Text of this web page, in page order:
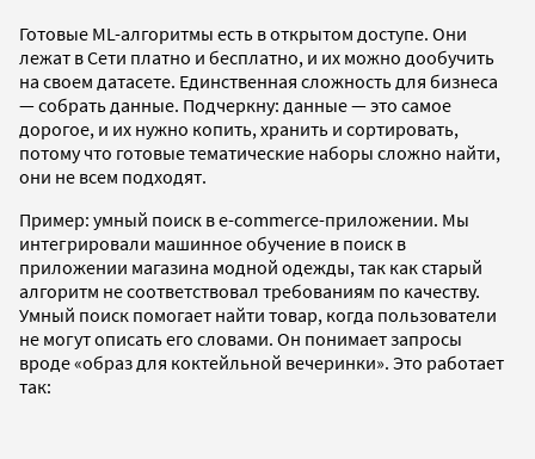
Готовые ML-алгоритмы есть в открытом доступе. Они
лежат в Сети платно и бесплатно, и их можно дообучить
на своем датасете. Единственная сложность для бизнеса
— собрать данные. Подчеркну: данные — это самое
дорогое, и их нужно копить, хранить и сортировать,
потому что готовые тематические наборы сложно найти,
они не всем подходят.
Пример: умный поиск в e-commerce-приложении. Мы
интегрировали машинное обучение в поиск в
приложении магазина модной одежды, так как старый
алгоритм не соответствовал требованиям по качеству.
Умный поиск помогает найти товар, когда пользователи
не могут описать его словами. Он понимает запросы
вроде «образ для коктейльной вечеринки». Это работает
так: